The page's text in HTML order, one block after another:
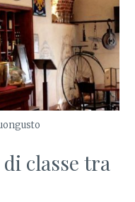
classe tra